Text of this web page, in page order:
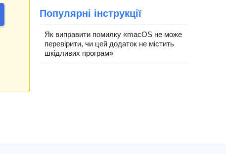
Популярні інструкції
Як виправити помилку «macOS не може
перевірити, чи цей додаток не містить
шкідливих програм»